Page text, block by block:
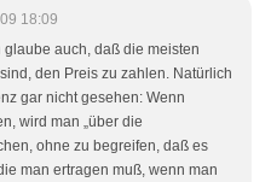
18:09
auch, daß die meisten
den Preis zu zahlen. Natürlich
gar nicht gesehen: Wenn
wird man „über die
ohne zu begreifen, daß es
man ertragen muß, wenn man